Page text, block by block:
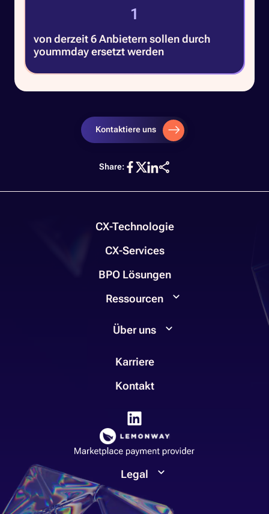
3
von derzeit 6 Anbietern sollen durch
yoummday ersetzt werden
Kontaktiere uns
Share:
CX-Technologie
CX-Services
BPO Lösungen
Ressourcen
Über uns
Karriere
Kontakt
Legal